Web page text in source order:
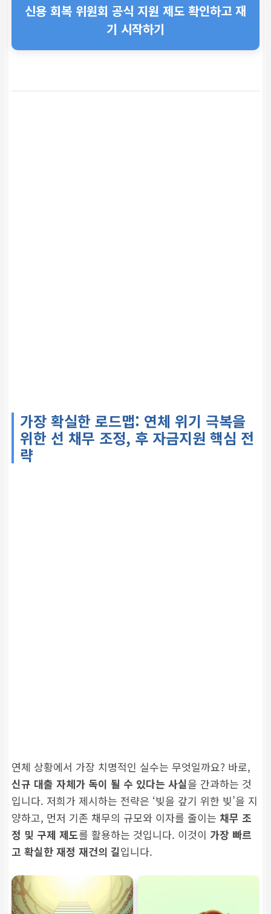
신용 회복 위원회 공식 지원 제도 확인하고 재
기 시작하기
가장 확실한 로드맵: 연체 위기 극복을
위한 선 채무 조정, 후 자금지원 핵심 전
략
연체 상황에서 가장 치명적인 실수는 무엇일까요? 바로,
신규 대출 자체가 독이 될 수 있다는 사실을 간과하는 것
입니다. 저희가 제시하는 전략은 ‘빚을 갚기 위한 빚’을 지
양하고, 먼저 기존 채무의 규모와 이자를 줄이는 채무 조
정 및 구제 제도를 활용하는 것입니다. 이것이 가장 빠르
고 확실한 재정 재건의 길입니다.